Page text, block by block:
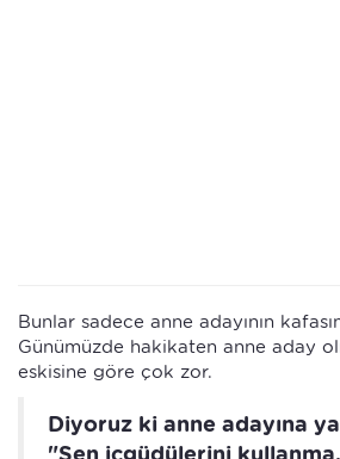
Bunlar sadece anne adayının
Günümüzde hakikaten anne aday
eskisine göre çok zor.
Diyoruz ki anne adayına
"Sen içgüdülerini